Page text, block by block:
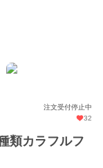
注文受付停止中
32
類カラフルフ